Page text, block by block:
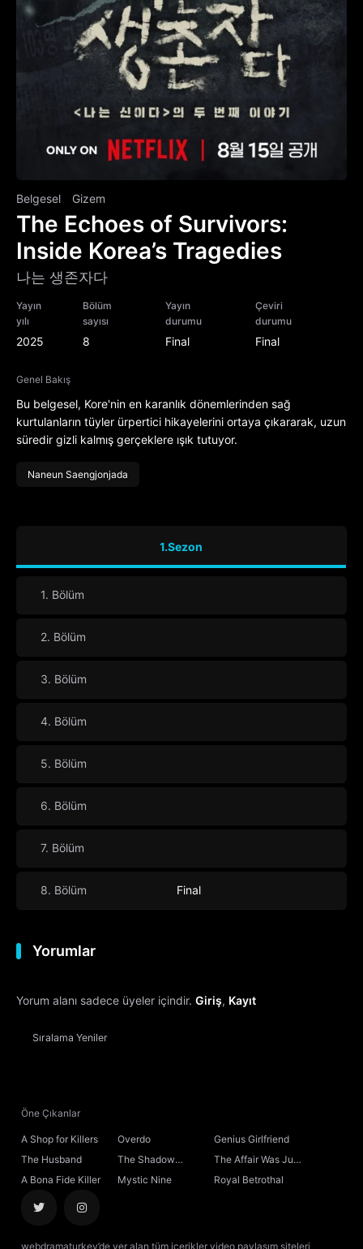
Belgesel Gizem
The Echoes of Survivors:
Inside Korea’s Tragedies
나는 생존자다
Yayın
yılı
2025
Bölüm
sayısı
8
Yayın
durumu
Final
Çeviri
durumu
Final
Genel Bakış
Bu belgesel, Kore'nin en karanlık dönemlerinden sağ
kurtulanların tüyler ürpertici hikayelerini ortaya çıkararak, uzun
süredir gizli kalmış gerçeklere ışık tutuyor.
Naneun Saengjonjada
1.Sezon
1. Bölüm
2. Bölüm
3. Bölüm
4. Bölüm
5. Bölüm
6. Bölüm
7. Bölüm
8. Bölüm Final
Yorumlar
Yorum alanı sadece üyeler içindir. Giriş, Kayıt
Sıralama Yeniler
Öne Çıkanlar
A Shop for Killers Overdo
Genius Girlfriend
The Husband
The Shadow
Sovereign
The Affair Was Just
the Beginning
A Bona Fide Killer Mystic Nine Royal Betrothal
webdramaturkey’de yer alan tüm içerikler video paylaşım siteleri